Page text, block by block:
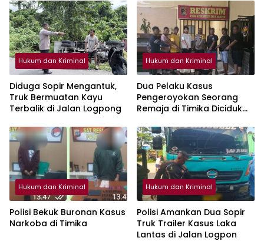
Mimika
Hukum dan Kriminal
Diduga Sopir Mengantuk,
Truk Bermuatan Kayu
Terbalik di Jalan Logpong
Hukum dan Kriminal
Dua Pelaku Kasus
Pengeroyokan Seorang
Remaja di Timika Diciduk
Hukum dan Kriminal
Polisi Bekuk Buronan Kasus
Narkoba di Timika
Hukum dan Kriminal
Polisi Amankan Dua Sopir
Truk Trailer Kasus Laka
Lantas di Jalan Logpon